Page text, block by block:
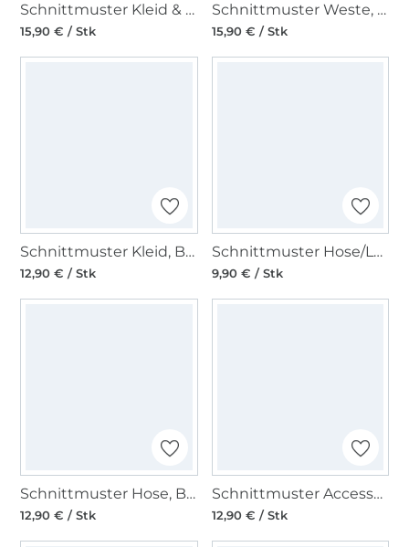
Schnittmuster Kleid & Haube Mittelalter, Burda 7468
15,90 € / Stk
Schnittmuster Weste, Burda 7769
15,90 € / Stk
Schnittmuster Kleid, Burda 9197
12,90 € / Stk
Schnittmuster Hose/Leggings Kids, Burda 9196
9,90 € / Stk
Schnittmuster Hose, Burda 5672
12,90 € / Stk
Schnittmuster Accessoires, Burda 5670
12,90 € / Stk